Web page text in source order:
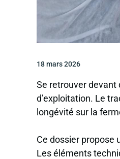
18 mars 2026
Se retrouver devant
d’exploitation. Le
longévité sur la
Ce dossier propose
Les éléments